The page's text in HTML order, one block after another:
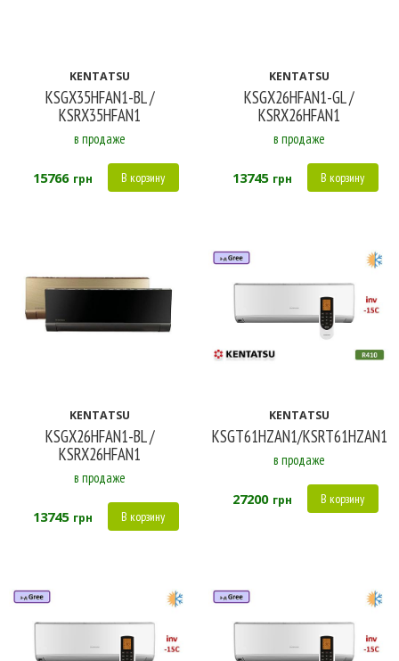
KENTATSU
KSGX35HFAN1-BL /
KSRX35HFAN1
в продаже
15766 грн В корзину
KENTATSU
KSGX26HFAN1-GL /
KSRX26HFAN1
в продаже
13745 грн В корзину
KENTATSU
KSGX26HFAN1-BL /
KSRX26HFAN1
в продаже
13745 грн В корзину
KENTATSU
KSGT61HZAN1/KSRT61HZAN1
в продаже
27200 грн В корзину